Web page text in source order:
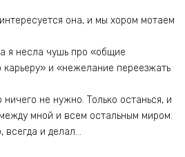
она, и мы хором мотаем
я несла чушь про «общие
и «нежелание переезжать
не нужно. Только останься, и
мной и всем остальным миром.
всегда и делал…